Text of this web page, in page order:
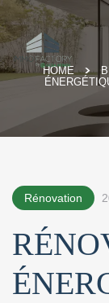
HOME
Rénovation